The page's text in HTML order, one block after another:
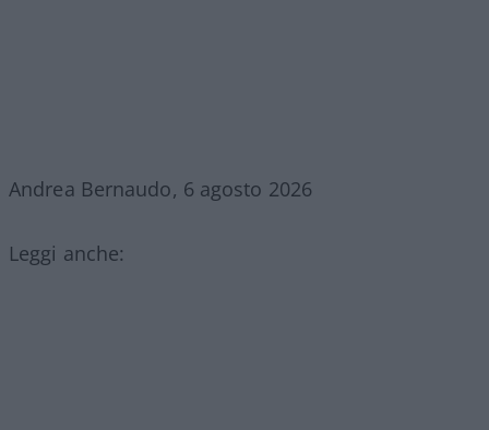
Andrea Bernaudo, 6 agosto 2026
Leggi anche: